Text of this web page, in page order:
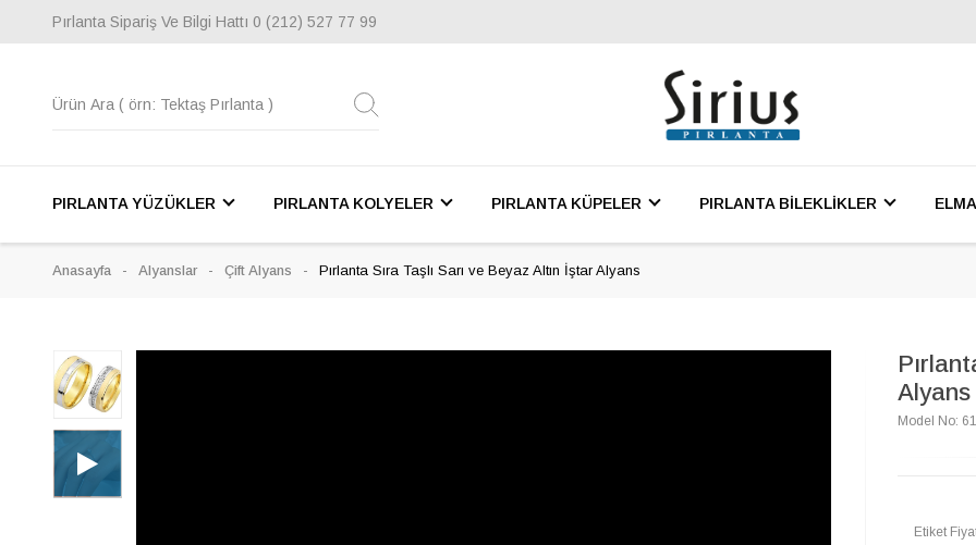
Pırlanta Sipariş Ve Bilgi Hattı 0 (212) 527 77 99
PIRLANTA YÜZÜKLER PIRLANTA KOLYELER PIRLANTA KÜPELER PIRLANTA BİLEKLİKLER
Anasayfa Alyanslar Çift Alyans Pırlanta Sıra Taşlı Sarı ve Beyaz Altın İştar Alyans
Alyans
Model No:
Etiket